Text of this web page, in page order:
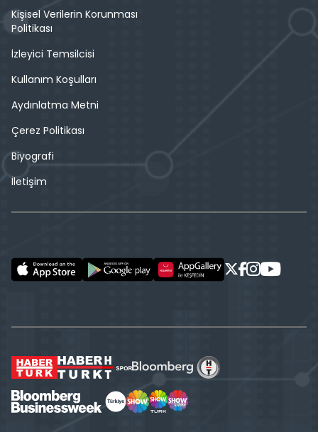
Kişisel Verilerin Korunması
Politikası
İzleyici Temsilcisi
Kullanım Koşulları
Aydınlatma Metni
Çerez Politikası
Biyografi
İletişim